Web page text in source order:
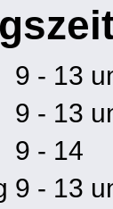
9 - 13
9 - 13
9 - 14
9 - 13